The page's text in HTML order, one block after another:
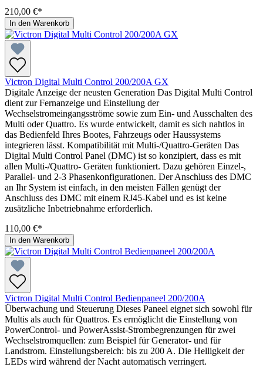
210,00 €*
In den Warenkorb
Victron Digital Multi Control 200/200A GX
Digitale Anzeige der neusten Generation Das Digital Multi Control
dient zur Fernanzeige und Einstellung der
Wechselstromeingangsströme sowie zum Ein- und Ausschalten des
Multi oder Quattro. Es wurde entwickelt, damit es sich nahtlos in
das Bedienfeld Ihres Bootes, Fahrzeugs oder Haussystems
integrieren lässt. Kompatibilität mit Multi-/Quattro-Geräten Das
Digital Multi Control Panel (DMC) ist so konzipiert, dass es mit
allen Multi-/Quattro- Geräten funktioniert. Dazu gehören Einzel-,
Parallel- und 2-3 Phasenkonfigurationen. Der Anschluss des DMC
an Ihr System ist einfach, in den meisten Fällen genügt der
Anschluss des DMC mit einem RJ45-Kabel und es ist keine
zusätzliche Inbetriebnahme erforderlich.
110,00 €*
In den Warenkorb
Victron Digital Multi Control Bedienpaneel 200/200A
Überwachung und Steuerung Dieses Paneel eignet sich sowohl für
Multis als auch für Quattros. Es ermöglicht die Einstellung von
PowerControl- und PowerAssist-Strombegrenzungen für zwei
Wechselstromquellen: zum Beispiel für Generator- und für
Landstrom. Einstellungsbereich: bis zu 200 A. Die Helligkeit der
LEDs wird während der Nacht automatisch verringert.